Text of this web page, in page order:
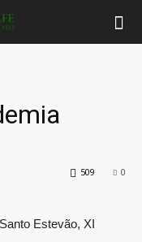
0
509
Estevão, XI